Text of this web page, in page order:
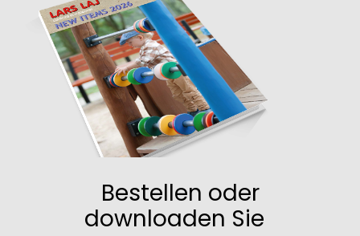
Bestellen oder
downloaden Sie